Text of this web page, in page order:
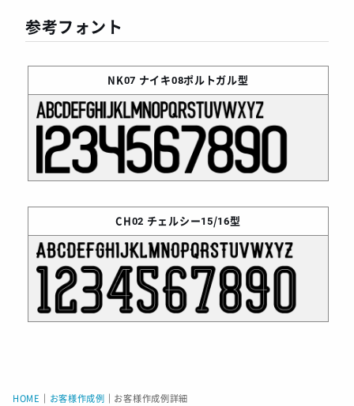
参考フォント
NK07 ナイキ08ポルトガル型
CH02 チェルシー15/16型
HOME お客様作成例 お客様作成例詳細